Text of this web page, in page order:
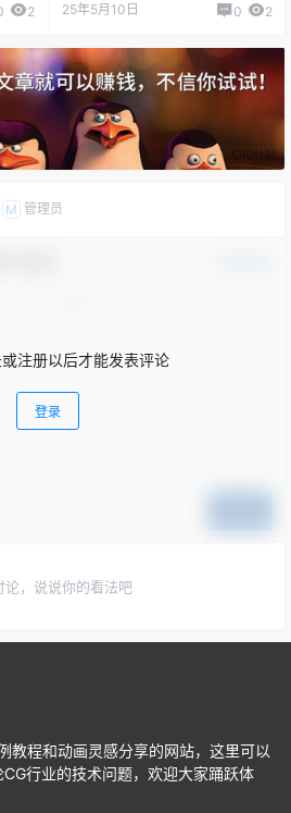
2 25年5月10日 0 2
M 管理员
注册以后才能发表评论
登录
论，说说你的看法吧
教程和动画灵感分享的网站，这里可以
行业的技术问题，欢迎大家踊跃体